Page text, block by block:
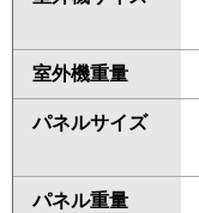
室外機重量
パネルサイズ
パネル重量